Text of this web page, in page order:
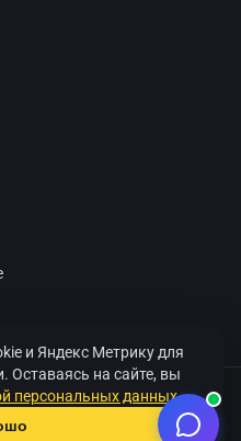
полиграфии в Санкт-
и Яндекс Метрику для
Оставаясь на сайте, вы
персональных данных.